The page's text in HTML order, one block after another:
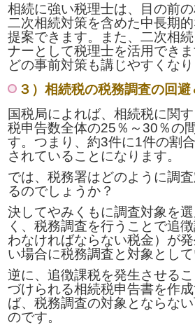
相続に強い税理士は、目の前の
二次相続対策を含めた中長期
提案できます。また、二次相
ナーとして税理士を活用でき
どの事前対策も講じやすくなり
３）相続税の税務調査の回避
国税局によれば、相続税に関
税申告数全体の25％～30％の
す。つまり、約3件に1件の割
されていることになります。
では、税務署はどのように調
るのでしょうか？
決してやみくもに調査対象を
く、税務調査を行うことで追
わなければならない税金）が
い場合に税務調査と対象として
逆に、追徴課税を発生させる
づけられる相続税申告書を作
ば、税務調査の対象とならな
のです。